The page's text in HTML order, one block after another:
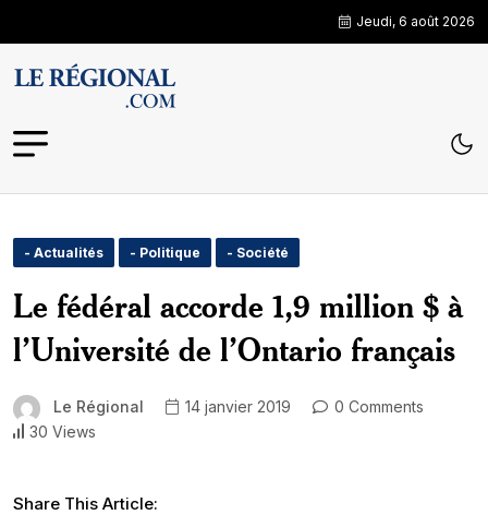
Jeudi, 6 août 2026
- Actualités - Politique - Société
Le fédéral accorde 1,9 million $ à
l’Université de l’Ontario français
Le Régional 14 janvier 2019
0 Comments
30 Views
Share This Article: